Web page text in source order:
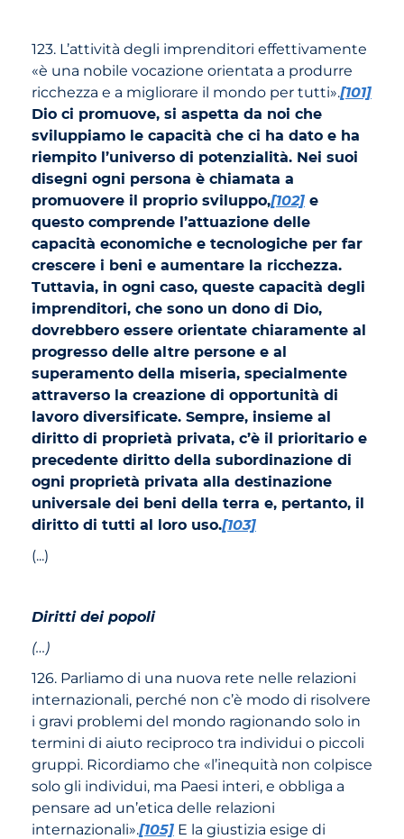
123. L’attività degli imprenditori effettivamente
«è una nobile vocazione orientata a produrre
ricchezza e a migliorare il mondo per tutti».[101]
Dio ci promuove, si aspetta da noi che
sviluppiamo le capacità che ci ha dato e ha
riempito l’universo di potenzialità. Nei suoi
disegni ogni persona è chiamata a
promuovere il proprio sviluppo,[102] e
questo comprende l’attuazione delle
capacità economiche e tecnologiche per far
crescere i beni e aumentare la ricchezza.
Tuttavia, in ogni caso, queste capacità degli
imprenditori, che sono un dono di Dio,
dovrebbero essere orientate chiaramente al
progresso delle altre persone e al
superamento della miseria, specialmente
attraverso la creazione di opportunità di
lavoro diversificate. Sempre, insieme al
diritto di proprietà privata, c’è il prioritario e
precedente diritto della subordinazione di
ogni proprietà privata alla destinazione
universale dei beni della terra e, pertanto, il
diritto di tutti al loro uso.[103]
(...)
Diritti dei popoli
(…)
126. Parliamo di una nuova rete nelle relazioni
internazionali, perché non c’è modo di risolvere
i gravi problemi del mondo ragionando solo in
termini di aiuto reciproco tra individui o piccoli
gruppi. Ricordiamo che «l’inequità non colpisce
solo gli individui, ma Paesi interi, e obbliga a
pensare ad un’etica delle relazioni
internazionali».[105] E la giustizia esige di